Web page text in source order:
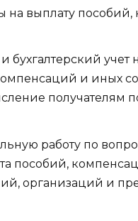
на выплату
бухгалтерский учет
и иных
получателям
работу по
пособий,
организаций и